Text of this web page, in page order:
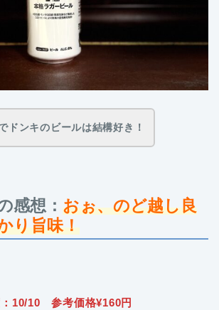
ドンキのビールは結構好き！
感想： おぉ、のど越し良
り旨味！
10/10 参考価格¥160円